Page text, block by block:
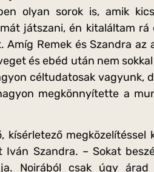
olyan sorok is, amik
játszani, én kitaláltam
Amíg Remek és Szandra
és ebéd után nem
céltudatosak vagyunk,
megkönnyítette a
kísérletező
Iván Szandra. – Sokat
Noirából csak úgy